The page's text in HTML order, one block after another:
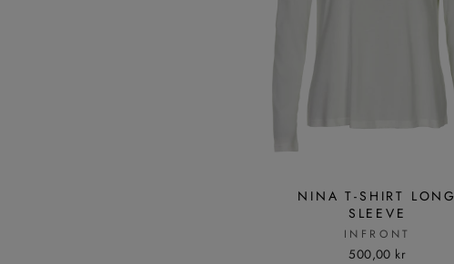
NINA T-SHIRT LONG
SLEEVE
INFRONT
500,00 kr